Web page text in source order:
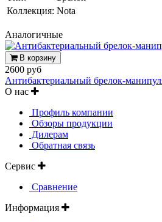
Коллекция: Nota
Аналогичные
В корзину
2600 руб
Антибактериальный брелок-
О нас
Профиль компании
Обзоры продукции
Дилерам
Обратная связь
Сервис
Сравнение
Информация